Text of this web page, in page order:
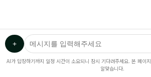
+
AI가 답장하기까지 일정 시간이 소요되니 잠시 기다려주세요. 본 페이
알맞습니다.